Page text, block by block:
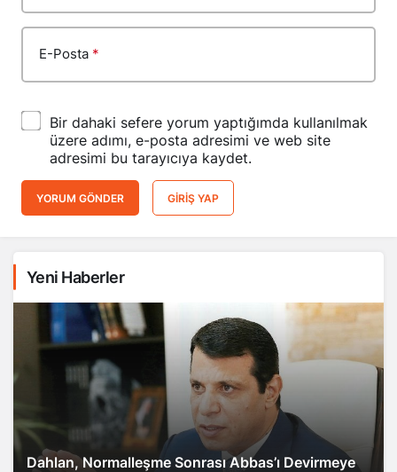
E-Posta *
Bir dahaki sefere yorum yaptığımda kullanılmak
üzere adımı, e-posta adresimi ve web site
adresimi bu tarayıcıya kaydet.
YORUM GÖNDER GIRIŞ YAP
Yeni Haberler
Dahlan, Normalleşme Sonrası Abbas’ı Devirmeye